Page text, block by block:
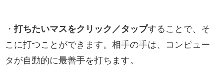
・打ちたいマスをクリック／タップすることで、そ
こに打つことができます。相手の手は、コンピュー
タが自動的に最善手を打ちます。